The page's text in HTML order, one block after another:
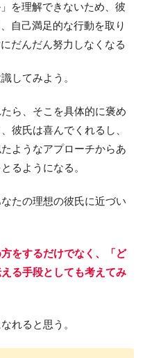
を理解できないため、彼
自己満足的な行動を取り
だんだん努力しなくなる
してみよう。
ら、そこを具体的に褒め
彼氏は喜んでくれるし、
ようなアプローチからあ
るようになる。
たの理想の彼氏に近づい
をするだけでなく、「ど
る手段としても考えてみ
れると思う。